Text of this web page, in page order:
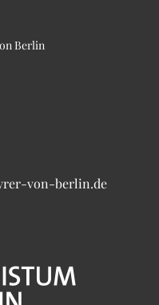
Berlin
von-berlin.de